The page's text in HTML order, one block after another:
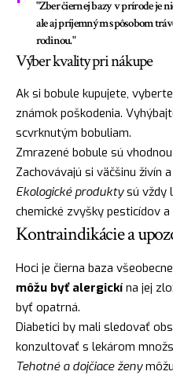
"Zber čiernej bazy v prírode je
ale aj príjemným spôsobom
rodinou."
Výber kvality pri nákupe
Ak si bobule kupujete, vyberte
známok poškodenia.
scvrknutým bobuliam.
Zmrazené bobule sú
Zachovávajú si väčšinu živín
Ekologické produktysú vždy
chemické zvyšky pesticídov
Kontraindikácie a
Hoci je čierna baza
môžu byť alergickína jej
byť opatrná.
Diabetici by mali sledovať
konzultovať s lekárom
Tehotné a dojčiace ženy